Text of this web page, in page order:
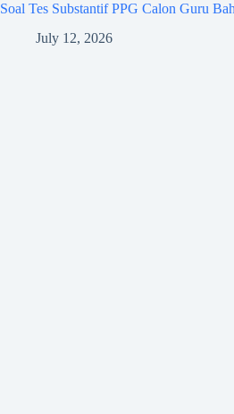
Soal Tes Substantif PPG Calon Guru
July 12, 2026